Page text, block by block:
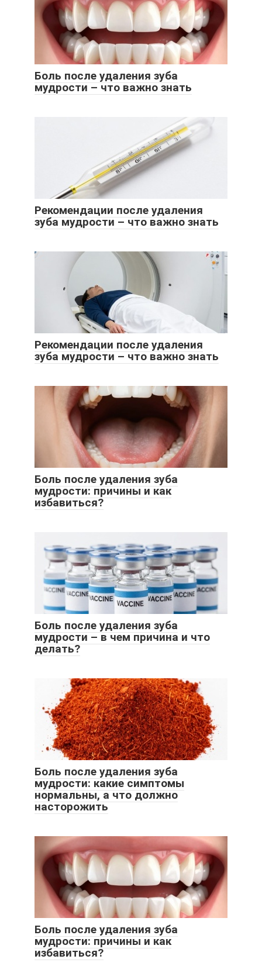
Боль после удаления зуба
мудрости – что важно знать
Рекомендации после удаления
зуба мудрости – что важно знать
Рекомендации после удаления
зуба мудрости – что важно знать
Боль после удаления зуба
мудрости: причины и как
избавиться?
Боль после удаления зуба
мудрости – в чем причина и что
делать?
Боль после удаления зуба
мудрости: какие симптомы
нормальны, а что должно
насторожить
Боль после удаления зуба
мудрости: причины и как
избавиться?